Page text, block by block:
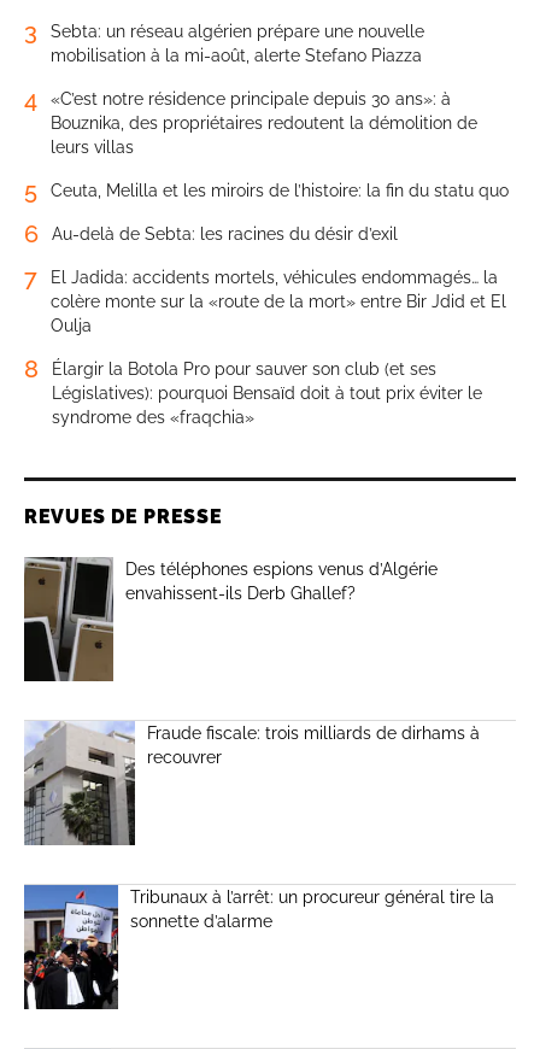
3
Sebta: un réseau algérien prépare une nouvelle
mobilisation à la mi-août, alerte Stefano Piazza
4
«C’est notre résidence principale depuis 30 ans»: à
Bouznika, des propriétaires redoutent la démolition de
leurs villas
5 Ceuta, Melilla et les miroirs de l’histoire: la fin du statu quo
6 Au-delà de Sebta: les racines du désir d’exil
7
El Jadida: accidents mortels, véhicules endommagés… la
colère monte sur la «route de la mort» entre Bir Jdid et El
Oulja
8
Élargir la Botola Pro pour sauver son club (et ses
Législatives): pourquoi Bensaïd doit à tout prix éviter le
syndrome des «fraqchia»
REVUES DE PRESSE
Des téléphones espions venus d’Algérie
envahissent-ils Derb Ghallef?
Fraude fiscale: trois milliards de dirhams à
recouvrer
Tribunaux à l’arrêt: un procureur général tire la
sonnette d’alarme